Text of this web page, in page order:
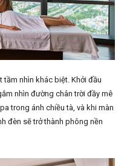
tầm nhìn khác biệt. Khởi đầu
nhìn đường chân trời đầy mê
trong ánh chiều tà, và khi màn
đèn sẽ trở thành phông nền